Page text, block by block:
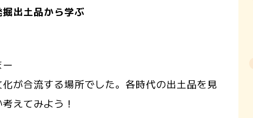
出土品から学ぶ
が合流する場所でした。各時代の出土品を見
えてみよう！